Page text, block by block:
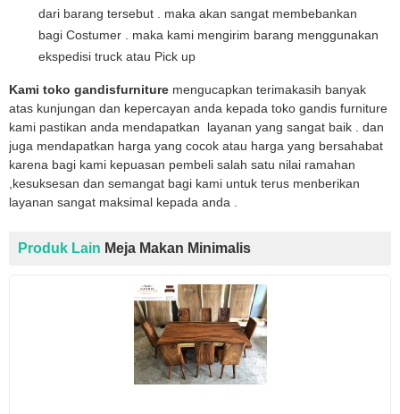
dari barang tersebut . maka akan sangat membebankan
bagi Costumer . maka kami mengirim barang menggunakan
ekspedisi truck atau Pick up
Kami toko gandisfurniture mengucapkan terimakasih banyak
atas kunjungan dan kepercayan anda kepada toko gandis furniture
kami pastikan anda mendapatkan layanan yang sangat baik . dan
juga mendapatkan harga yang cocok atau harga yang bersahabat
karena bagi kami kepuasan pembeli salah satu nilai ramahan
,kesuksesan dan semangat bagi kami untuk terus menberikan
layanan sangat maksimal kepada anda .
Produk Lain Meja Makan Minimalis